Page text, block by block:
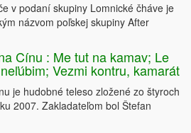
v podaní skupiny Lomnické čháve je
názvom poľskej skupiny After
Cínu : Me tut na kamav; Le
Vezmi kontru, kamarát
je hudobné teleso zložené zo štyroch
2007. Zakladateľom bol Štefan